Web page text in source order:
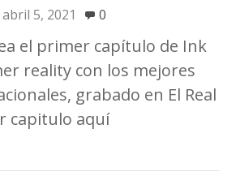
abril 5, 2021 0
el primer capítulo de Ink
reality con los mejores
grabado en El Real
capitulo aquí